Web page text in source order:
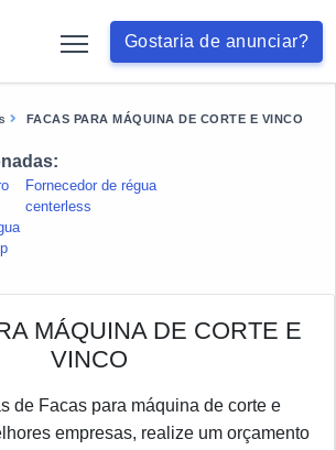
Gostaria de anunciar?
FACAS PARA MÁQUINA DE CORTE E VINCO
Fornecedor de régua
centerless
MÁQUINA DE CORTE E
VINCO
de Facas para máquina de corte e
empresas, realize um orçamento